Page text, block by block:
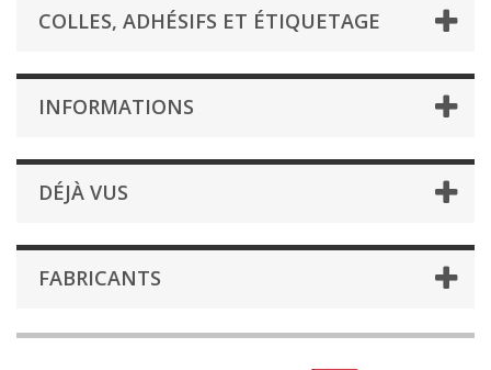
COLLES, ADHÉSIFS ET ÉTIQUETAGE
INFORMATIONS
DÉJÀ VUS
FABRICANTS